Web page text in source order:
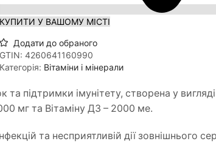
КУПИТИ У ВАШОМУ МІСТІ
Додати до обраного
GTIN: 4260641160990
Категорія: Вітаміни і мінерали
підтримки імунітету, створена у
мг та Вітаміну Д3 – 2000 ме.
та несприятливій дії зовнішнього